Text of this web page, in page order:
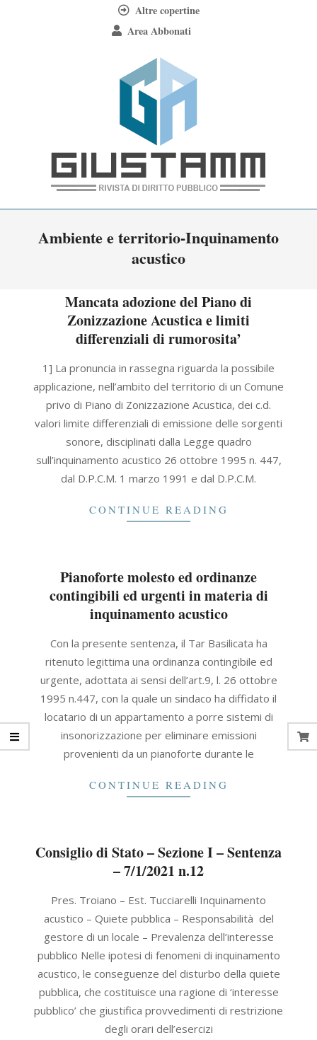
Altre copertine
Area Abbonati
Giustamm
Navigation
Ambiente e territorio-Inquinamento
acustico
Mancata adozione del Piano di
Zonizzazione Acustica e limiti
differenziali di rumorosita’
09-
30
1] La pronuncia in rassegna riguarda la possibile
applicazione, nell’ambito del territorio di un Comune
privo di Piano di Zonizzazione Acustica, dei c.d.
valori limite differenziali di emissione delle sorgenti
sonore, disciplinati dalla Legge quadro
sull’inquinamento acustico 26 ottobre 1995 n. 447,
dal D.P.C.M. 1 marzo 1991 e dal D.P.C.M.
CONTINUE READING
Pianoforte molesto ed ordinanze
contingibili ed urgenti in materia di
inquinamento acustico
Con la presente sentenza, il Tar Basilicata ha
ritenuto legittima una ordinanza contingibile ed
urgente, adottata ai sensi dell’art.9, l. 26 ottobre
1995 n.447, con la quale un sindaco ha diffidato il
locatario di un appartamento a porre sistemi di
insonorizzazione per eliminare emissioni
provenienti da un pianoforte durante le
CONTINUE READING
Consiglio di Stato – Sezione I – Sentenza
– 7/1/2021 n.12
Pres. Troiano – Est. Tucciarelli Inquinamento
acustico – Quiete pubblica – Responsabilità del
gestore di un locale – Prevalenza dell’interesse
pubblico Nelle ipotesi di fenomeni di inquinamento
acustico, le conseguenze del disturbo della quiete
pubblica, che costituisce una ragione di ‘interesse
pubblico’ che giustifica provvedimenti di restrizione
degli orari dell’esercizi